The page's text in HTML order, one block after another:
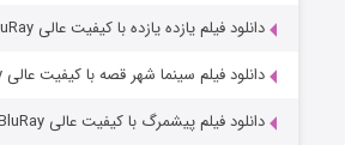
دانلود فیلم یازده یازده با کیفیت عالی BluRay
دانلود فیلم سینما شهر قصه با کیفیت عالی BluRay
دانلود فیلم پیشمرگ با کیفیت عالی BluRay